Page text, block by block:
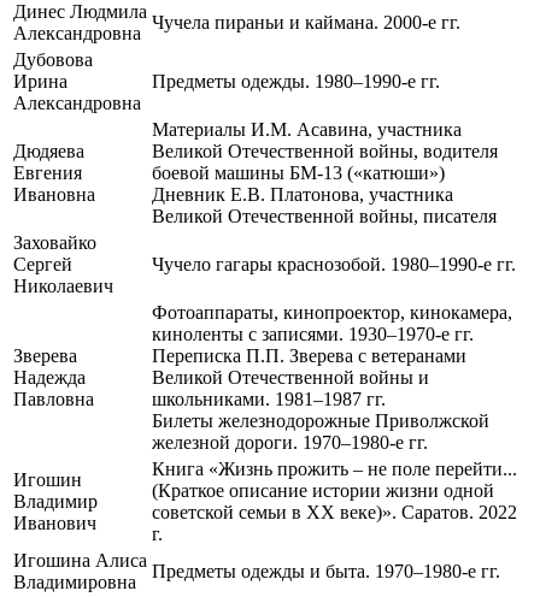
Динес Людмила
Александровна
Чучела пираньи и каймана. 2000-е гг.
Дубовова
Ирина
Александровна
Предметы одежды. 1980–1990-е гг.
Дюдяева
Евгения
Ивановна
Материалы И.М. Асавина, участника
Великой Отечественной войны, водителя
боевой машины БМ-13 («катюши»)
Дневник Е.В. Платонова, участника
Великой Отечественной войны, писателя
Заховайко
Сергей
Николаевич
Чучело гагары краснозобой. 1980–1990-е гг.
Зверева
Надежда
Павловна
Фотоаппараты, кинопроектор, кинокамера,
киноленты с записями. 1930–1970-е гг.
Переписка П.П. Зверева с ветеранами
Великой Отечественной войны и
школьниками. 1981–1987 гг.
Билеты железнодорожные Приволжской
железной дороги. 1970–1980-е гг.
Игошин
Владимир
Иванович
Книга «Жизнь прожить – не поле перейти...
(Краткое описание истории жизни одной
советской семьи в XX веке)». Саратов. 2022
г.
Игошина Алиса
Владимировна
Предметы одежды и быта. 1970–1980-е гг.